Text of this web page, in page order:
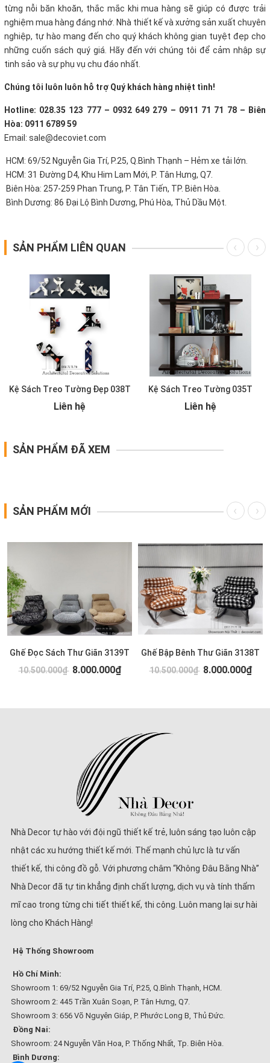
từng nỗi băn khoăn, thắc mắc khi mua hàng sẽ giúp có được trải
nghiệm mua hàng đáng nhớ. Nhà thiết kế và xưởng sản xuất chuyên
nghiệp, tự hào mang đến cho quý khách không gian tuyệt đẹp cho
những cuốn sách quý giá. Hãy đến với chúng tôi để cảm nhập sự
tinh sảo và sự phụ vụ chu đáo nhất.
Chúng tôi luôn luôn hỗ trợ Quý khách hàng nhiệt tình!
Hotline: 028.35 123 777 – 0932 649 279 – 0911 71 71 78 – Biên
Hòa: 0911 6789 59
Email: sale@decoviet.com
HCM: 69/52 Nguyễn Gia Trí, P.25, Q.Bình Thạnh – Hẻm xe tải lớn.
HCM: 31 Đường D4, Khu Him Lam Mới, P. Tân Hưng, Q7.
Biên Hòa: 257-259 Phan Trung, P. Tân Tiến, TP. Biên Hòa.
Bình Dương: 86 Đại Lộ Bình Dương, Phú Hòa, Thủ Dầu Một.
SẢN PHẨM LIÊN QUAN
Kệ Sách Treo Tường Đẹp 038T
Liên hệ
Kệ Sách Treo Tường 035T
Liên hệ
SẢN PHẨM ĐÃ XEM
SẢN PHẨM MỚI
Ghế Đọc Sách Thư Giãn 3139T
10.500.000₫ 8.000.000₫
Ghế Bập Bênh Thư Giãn 3138T
10.500.000₫ 8.000.000₫
Nhà Decor tự hào với đội ngũ thiết kế trẻ, luôn sáng tạo luôn cập
nhật các xu hướng thiết kế mới. Thế mạnh chủ lực là tư vấn
thiết kế, thi công đồ gỗ. Với phương châm “Không Đâu Bằng Nhà”
Nhà Decor đã tự tin khẳng định chất lượng, dịch vụ và tính thẩm
mĩ cao trong từng chi tiết thiết kế, thi công. Luôn mang lại sự hài
lòng cho Khách Hàng!
Hệ Thống Showroom
Hồ Chí Minh:
Showroom 1: 69/52 Nguyễn Gia Trí, P.25, Q.Bình Thạnh, HCM.
Showroom 2: 445 Trần Xuân Soạn, P. Tân Hưng, Q7.
Showroom 3: 656 Võ Nguyên Giáp, P. Phước Long B, Thủ Đức.
Đồng Nai:
Showroom: 24 Nguyễn Văn Hoa, P. Thống Nhất, Tp. Biên Hòa.
Bình Dương: